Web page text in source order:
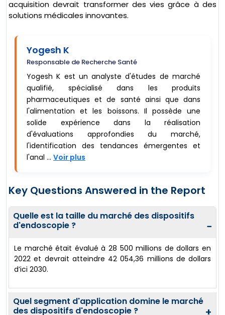
acquisition devrait transformer des vies grâce à des
solutions médicales innovantes.
Yogesh K
Responsable de Recherche Santé
Yogesh K est un analyste d'études de marché
qualifié, spécialisé dans les produits
pharmaceutiques et de santé ainsi que dans
l'alimentation et les boissons. Il possède une
solide expérience dans la réalisation
d'évaluations approfondies du marché,
l'identification des tendances émergentes et
l'anal ... Voir plus
Key Questions Answered in the Report
Quelle est la taille du marché des dispositifs
d'endoscopie ?
−
Le marché était évalué à 28 500 millions de dollars en
2022 et devrait atteindre 42 054,36 millions de dollars
d’ici 2030.
Quel segment d'application domine le marché
des dispositifs d'endoscopie ?
+